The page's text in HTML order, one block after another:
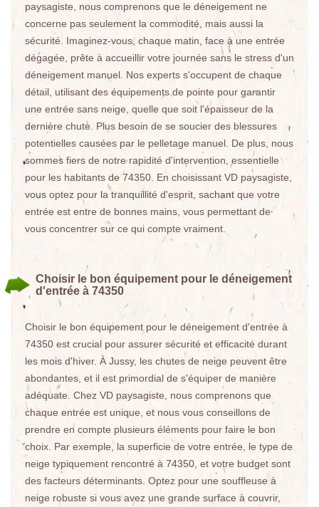
paysagiste, nous comprenons que le déneigement ne
concerne pas seulement la commodité, mais aussi la
sécurité. Imaginez-vous, chaque matin, face à une entrée
dégagée, prête à accueillir votre journée sans le stress d'un
déneigement manuel. Nos experts s'occupent de chaque
détail, utilisant des équipements de pointe pour garantir
une entrée sans neige, quelle que soit l'épaisseur de la
dernière chute. Plus besoin de se soucier des blessures
potentielles causées par le pelletage manuel. De plus, nous
sommes fiers de notre rapidité d'intervention, essentielle
pour les habitants de 74350. En choisissant VD paysagiste,
vous optez pour la tranquillité d'esprit, sachant que votre
entrée est entre de bonnes mains, vous permettant de
vous concentrer sur ce qui compte vraiment.
Choisir le bon équipement pour le déneigement
d'entrée à 74350
Choisir le bon équipement pour le déneigement d'entrée à
74350 est crucial pour assurer sécurité et efficacité durant
les mois d'hiver. À Jussy, les chutes de neige peuvent être
abondantes, et il est primordial de s'équiper de manière
adéquate. Chez VD paysagiste, nous comprenons que
chaque entrée est unique, et nous vous conseillons de
prendre en compte plusieurs éléments pour faire le bon
choix. Par exemple, la superficie de votre entrée, le type de
neige typiquement rencontré à 74350, et votre budget sont
des facteurs déterminants. Optez pour une souffleuse à
neige robuste si vous avez une grande surface à couvrir,